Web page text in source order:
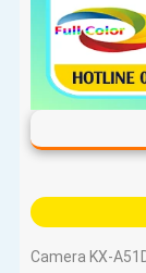
Camera KX-